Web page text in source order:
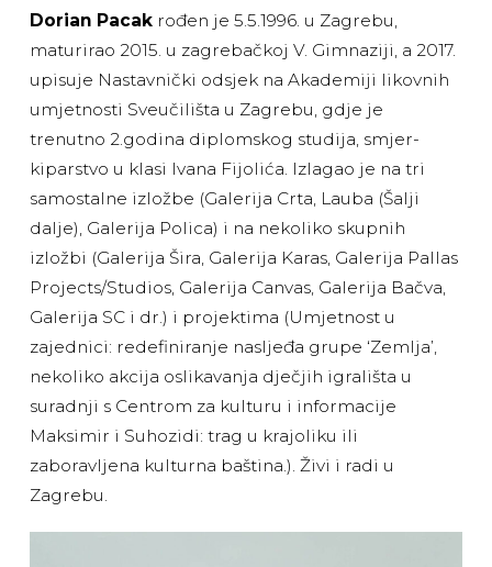
Dorian Pacakrođen je 5.5.1996. u Zagrebu,
maturirao 2015. u zagrebačkoj V. Gimnaziji, a 2017.
upisuje Nastavnički odsjek na Akademiji likovnih
umjetnosti Sveučilišta u Zagrebu, gdje je
trenutno 2.godina diplomskog studija, smjer-
kiparstvo u klasi Ivana Fijolića. Izlagao je na tri
samostalne izložbe (Galerija Crta, Lauba (Šalji
dalje), Galerija Polica) i na nekoliko skupnih
izložbi (Galerija Šira, Galerija Karas, Galerija Pallas
Projects/Studios, Galerija Canvas, Galerija Bačva,
Galerija SC i dr.) i projektima (Umjetnost u
zajednici: redefiniranje nasljeđa grupe ‘Zemlja’,
nekoliko akcija oslikavanja dječjih igrališta u
suradnji s Centrom za kulturu i informacije
Maksimir i Suhozidi: trag u krajoliku ili
zaboravljena kulturna baština.). Živi i radi u
Zagrebu.